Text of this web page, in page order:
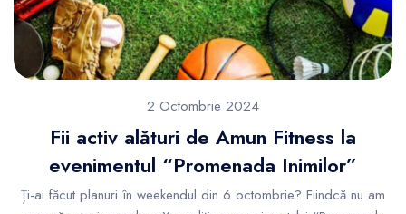
2 Octombrie 2024
Fii activ alături de Amun Fitness la
evenimentul “Promenada Inimilor”
Ți-ai făcut planuri în weekendul din 6 octombrie? Fiindcă nu am